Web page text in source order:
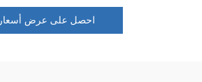
احصل على عرض أسعار